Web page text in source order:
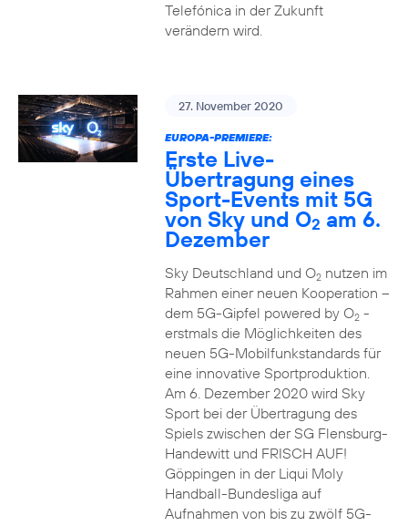
Telefónica in der Zukunft
verändern wird.
27. November 2020
EUROPA-PREMIERE:
Erste Live-
Übertragung eines
Sport-Events mit 5G
von Sky und O2 am 6.
Dezember
Sky Deutschland und O2nutzen im
Rahmen einer neuen Kooperation –
dem 5G-Gipfel powered by O2-
erstmals die Möglichkeiten des
neuen 5G-Mobilfunkstandards für
eine innovative Sportproduktion.
Am 6. Dezember 2020 wird Sky
Sport bei der Übertragung des
Spiels zwischen der SG Flensburg-
Handewitt und FRISCH AUF!
Göppingen in der Liqui Moly
Handball-Bundesliga auf
Aufnahmen von bis zu zwölf 5G-